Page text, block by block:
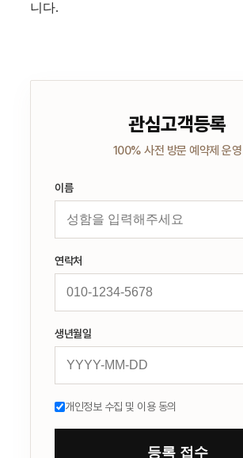
니다.
관심고객등록
100% 사전 방문 예약제 운영
이름
연락처
생년월일
개인정보 수집 및 이용 동의
등록 접수